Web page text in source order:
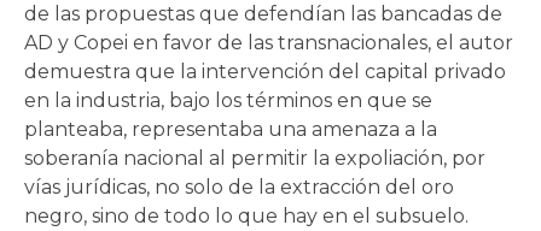
de las propuestas que defendían las bancadas de
AD y Copei en favor de las transnacionales, el autor
demuestra que la intervención del capital privado
en la industria, bajo los términos en que se
planteaba, representaba una amenaza a la
soberanía nacional al permitir la expoliación, por
vías jurídicas, no solo de la extracción del oro
negro, sino de todo lo que hay en el subsuelo.